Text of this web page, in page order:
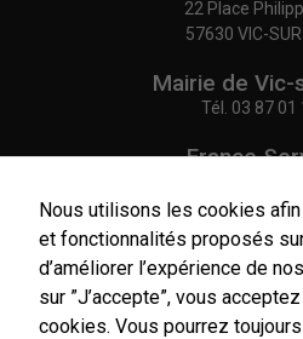
22 Place
57630 VIC-
Mairie de Vic-
Tél. 03 87 01
France
Tél.03 87 86
NOUS
Nous utilisons les cookies
et fonctionnalités proposés
d’améliorer l’expérience de
sur ”J’accepte”, vous
cookies. Vous pourrez